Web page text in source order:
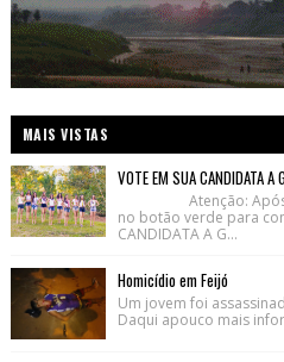
MAIS VISTAS
VOTE EM SUA CANDIDATA A
Atenção: Após
no botão verde para
CANDIDATA A G...
Homicídio em Feijó
Um jovem foi
Daqui apouco mais